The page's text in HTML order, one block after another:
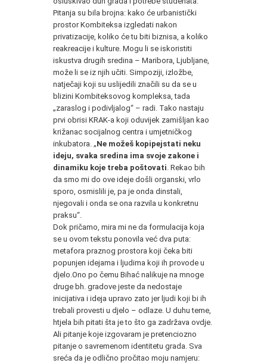
Pitanja su bila brojna: kako će urbanistički
prostor Kombiteksa izgledati nakon
privatizacije, koliko će tu biti biznisa, a koliko
reakreacije i kulture. Mogu li se iskoristiti
iskustva drugih sredina – Maribora, Ljubljane,
može li se iz njih učiti. Simpoziji, izložbe,
natječaji koji su uslijedili značili su da se u
blizini Kombiteksovog kompleksa, tada
„zaraslog i podivljalog“ – radi. Tako nastaju
prvi obrisi KRAK-a koji oduvijek zamišljan kao
križanac socijalnog centra i umjetničkog
inkubatora. „Ne možeš kopipejstati neku
ideju, svaka sredina ima svoje zakone i
dinamiku koje treba poštovati . Rekao bih
da smo mi do ove ideje došli organski, vrlo
sporo, osmislili je, pa je onda dinstali,
njegovali i onda se ona razvila u konkretnu
praksu“.
Dok pričamo, mira mi ne da formulacija koja
se u ovom tekstu ponovila već dva puta:
metafora praznog prostora koji čeka biti
popunjen idejama i ljudima koji ih provode u
djelo.Ono po čemu Bihać nalikuje na mnoge
druge bh. gradove jeste da nedostaje
inicijativa i ideja upravo zato jer ljudi koji bi ih
trebali provesti u djelo – odlaze. U duhu teme,
htjela bih pitati šta je to što ga zadržava ovdje.
Ali pitanje koje izgovaram je pretenciozno
pitanje o savremenom identitetu grada. Sva
sreća da je odlično pročitao moju namjeru: